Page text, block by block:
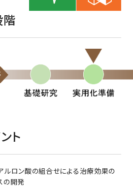
ト
ルロン酸の組合せによる治療効果の
の開発